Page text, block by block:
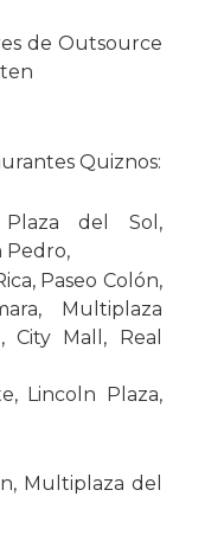
de Outsource
Quiznos:
Plaza del Sol,
Pedro,
Paseo Colón,
Multiplaza
City Mall, Real
Lincoln Plaza,
Multiplaza del